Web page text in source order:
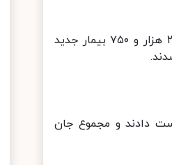
از دیروز تا امروز ۲۲ تیرماه ۱۴۰۰ و بر اساس معیارهای قطعی تشخیصی، ۲۲ هزار و ۷۵۰ بیمار جدید
کووید۱۹ جان خود را از دست دادند و مجموع جان